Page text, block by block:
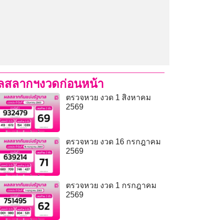
สลากฯงวดก่อนหน้า
ตรวจหวย งวด 1 สิงหาคม
2569
ตรวจหวย งวด 16 กรกฎาคม
2569
ตรวจหวย งวด 1 กรกฎาคม
2569